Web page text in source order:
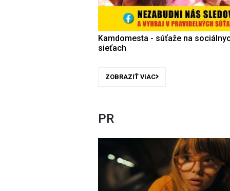
Kamdomesta - súťaže na
sieťach
ZOBRAZIŤ VIAC
PR